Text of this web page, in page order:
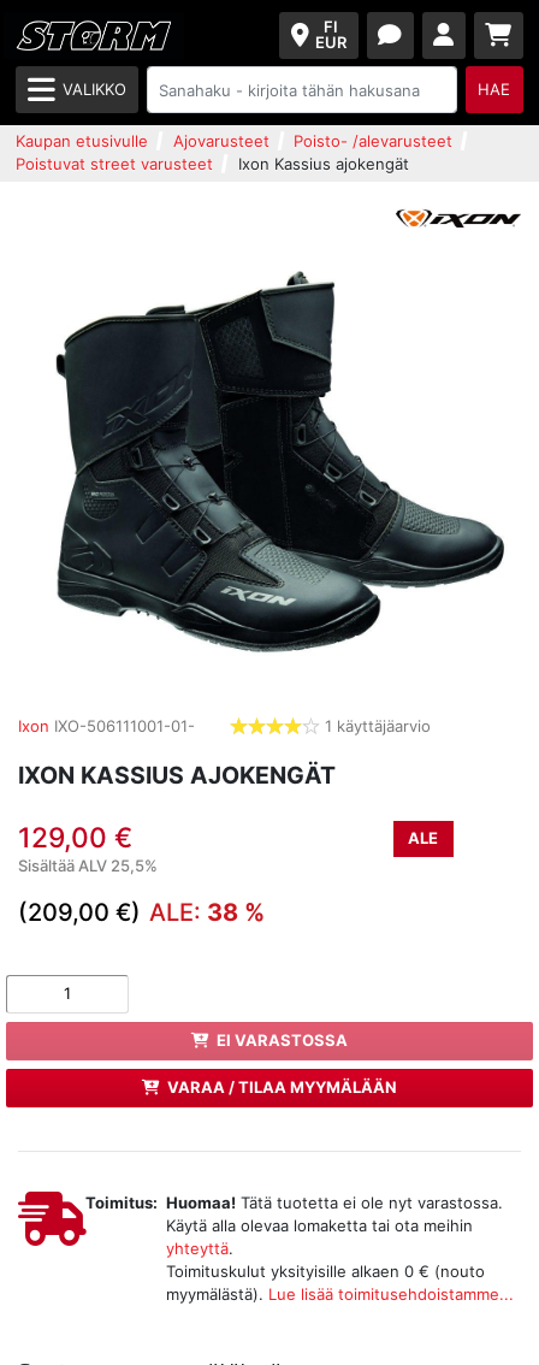
FI
EUR
VALIKKO HAE
Kaupan etusivulle Ajovarusteet
Poisto- /alevarusteet
Poistuvat street varusteet
Ixon Kassius ajokengät
Ixon IXO-506111001-01-
tähdet
1 käyttäjäarvio
IXON KASSIUS AJOKENGÄT
129,00 €
ALE
Sisältää ALV 25,5%
(209,00 €) ALE: 38 %
EI VARASTOSSA
VARAA / TILAA MYYMÄLÄÄN
Toimitus: Huomaa! Tätä tuotetta ei ole nyt varastossa.
Käytä alla olevaa lomaketta tai ota meihin
yhteyttä.
Toimituskulut yksityisille alkaen 0 € (nouto
myymälästä). Lue lisää toimitusehdoistamme...